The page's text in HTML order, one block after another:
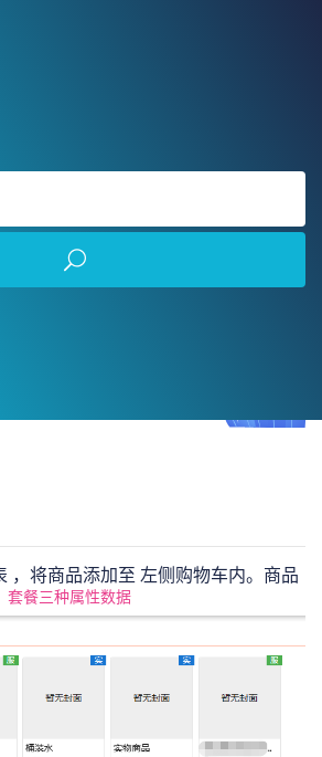
，将商品添加至 左侧购物车内。商品
套餐三种属性数据